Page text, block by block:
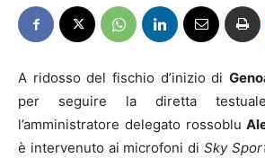
A ridosso del fischio d’inizio di
per seguire la diretta
l’amministratore delegato rossoblu
è intervenuto ai microfoni di Sky